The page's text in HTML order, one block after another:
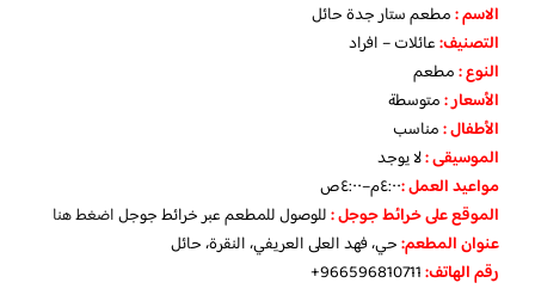
الاسم :مطعم ستار جدة حائل
التصنيف:عائلات – افراد
النوع :مطعم
الأسعار:متوسطة
الأطفال:مناسب
الموسيقى :لا يوجد
مواعيد العمل :٤:٠٠م–٤:٠٠ص
الموقع على خرائط جوجل:للوصول للمطعم عبر خرائط جوجلاضغط هنا
عنوان المطعم:حي، فهد العلى العريفي، النقرة، حائل
رقم الهاتف: